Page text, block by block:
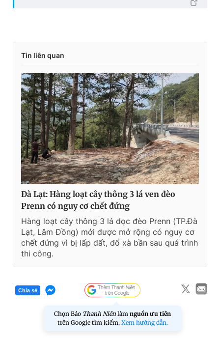
Tin liên quan
Đà Lạt: Hàng loạt cây thông 3 lá ven đèo
Prenn có nguy cơ chết đứng
Hàng loạt cây thông 3 lá dọc đèo Prenn (TP.Đà
Lạt, Lâm Đồng) mới được mở rộng có nguy cơ
chết đứng vì bị lấp đất, đổ xà bần sau quá trình
thi công.
Chia sẻ
Chọn Báo Thanh Niên làm nguồn ưu tiên
trên Google tìm kiếm. Xem hướng dẫn.